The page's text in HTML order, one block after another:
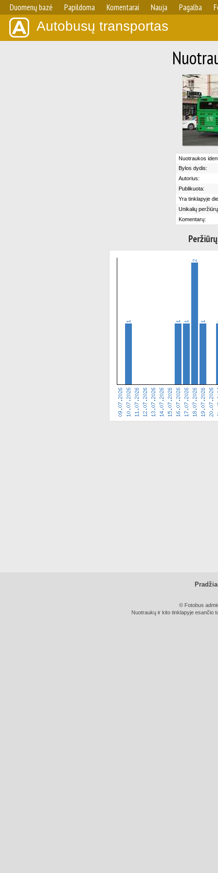
Duomenų bazė Papildoma Komentarai Nauja Pagalba
Autobusų transportas
Nuotraukos
Bylos dydis:
Autorius:
Publikuota:
Yra tinklapyje
Unikalių
Komentarų:
Pradžia
© Fotobus
Nuotraukų ir kito tinklapyje esančio